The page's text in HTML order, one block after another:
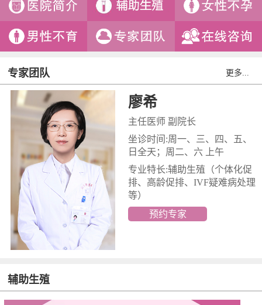
专家团队 更多...
廖希
主任医师 副院长
坐诊时间:周一、三、四、五、
日全天；周二、六 上午
专业特长:辅助生殖 （个体化促
排、高龄促排、IVF疑难病处理
等）
预约专家
辅助生殖